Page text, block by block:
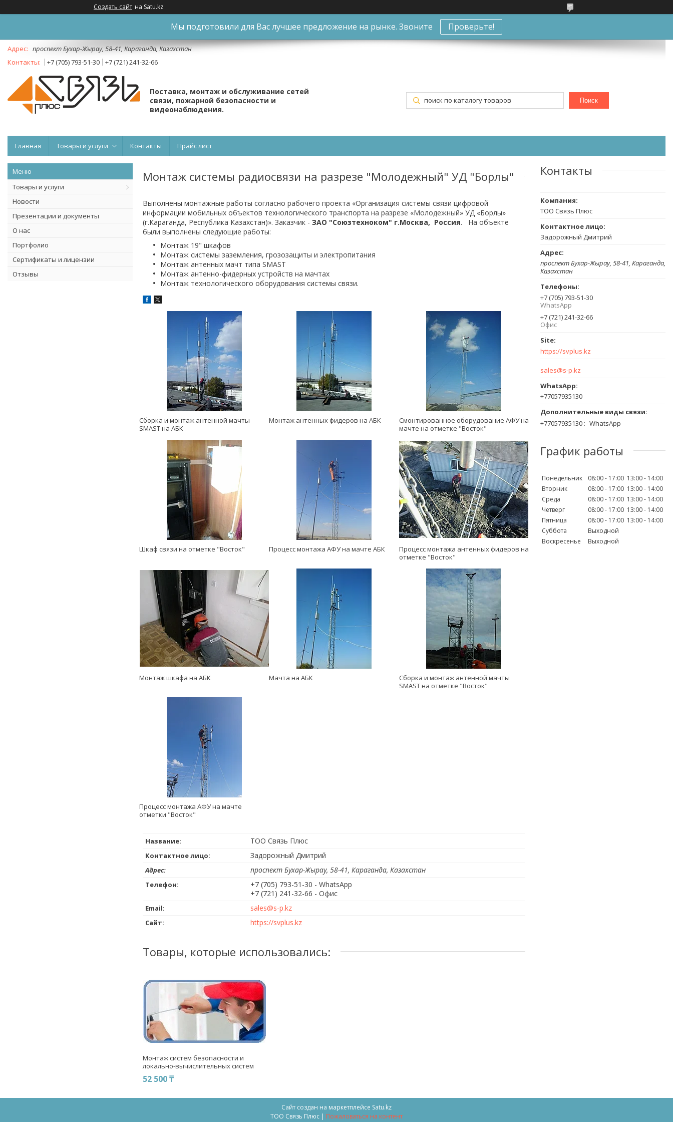
Создать сайт на Satu.kz
Мы подготовили для Вас лучшее предложение на рынке. Звоните Проверьте!
проспект Бухар-Жырау, 58-41, Караганда, Казахстан
+7 (705) 793-51-30
+7 (721) 241-32-66
Поставка, монтаж и обслуживание сетей
связи, пожарной безопасности и
видеонаблюдения.
Поиск
Главная Товары и услуги Контакты Прайс лист
Товары и услуги
Новости
Презентации и документы
О нас
Портфолио
Сертификаты и лицензии
Отзывы
Монтаж системы радиосвязи на разрезе "Молодежный" УД "Борлы"
Выполнены монтажные работы согласно рабочего проекта «Организация системы связи цифровой
информации мобильных объектов технологического транспорта на разрезе «Молодежный» УД «Борлы»
(г.Караганда, Республика Казахстан)». Заказчик - ЗАО "Союзтехноком" г.Москва, Россия. На объекте
были выполнены следующие работы:
Монтаж 19" шкафов
Монтаж системы заземления, грозозащиты и электропитания
Монтаж антенных мачт типа SMAST
Монтаж антенно-фидерных устройств на мачтах
Монтаж технологического оборудования системы связи.
Сборка и монтаж антенной мачты
SMAST на АБК
Монтаж антенных фидеров на АБК
Смонтированное оборудование АФУ на
мачте на отметке "Восток"
Шкаф связи на отметке "Восток" Процесс монтажа АФУ на мачте АБК
Процесс монтажа антенных фидеров на
отметке "Восток"
Монтаж шкафа на АБК Мачта на АБК
Сборка и монтаж антенной мачты
SMAST на отметке "Восток"
Процесс монтажа АФУ на мачте
отметки "Восток"
ТОО Связь Плюс
Задорожный Дмитрий
проспект Бухар-Жырау, 58-41, Караганда, Казахстан
+7 (705) 793-51-30
WhatsApp
+7 (721) 241-32-66
Офис
sales@s-p.kz
https://svplus.kz
Монтаж систем безопасности и
локально-вычислительных систем
52 500 ₸
Контакты
ТОО Связь Плюс
Задорожный Дмитрий
проспект Бухар-Жырау, 58-41, Караганда,
Казахстан
+7 (705) 793-51-30
WhatsApp
+7 (721) 241-32-66
Офис
https://svplus.kz
sales@s-p.kz
+77057935130
+77057935130 WhatsApp
График работы
Понедельник 08:00 17:00 13:00
14:00
Вторник
08:00 17:00 13:00
14:00
Среда
08:00 17:00 13:00
14:00
Четверг
08:00 17:00 13:00
14:00
Пятница
08:00 17:00 13:00
14:00
Суббота
Выходной
Воскресенье
Выходной
Сайт создан на маркетплейсе Satu.kz
ТОО Связь Плюс | Пожаловаться на контент